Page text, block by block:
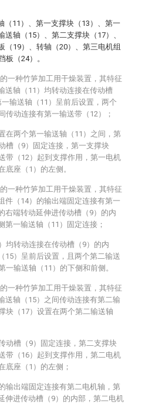
（11）、第一支撑块（13）、第一
轴（15）、第二支撑块（17）、
（19）、转轴（20）、第三电机组
板（24）。
一种竹笋加工用干燥装置，其特征
送轴（11）均转动连接在传动槽
一输送轴（11）呈前后设置，两个
传动连接有第一输送带（12）；
在两个第一输送轴（11）之间，第
槽（9）固定连接，第一支撑块
带（12）起到支撑作用，第一电机
底座（1）的左侧。
一种竹笋加工用干燥装置，其特征
件（14）的输出端固定连接有第一
右端转动延伸进传动槽（9）的内
第一输送轴（11）固定连接；
均转动连接在传动槽（9）的内
15）呈前后设置，且两个第二输送
一输送轴（11）的下侧和前侧。
一种竹笋加工用干燥装置，其特征
送轴（15）之间传动连接有第二输
块（17）设置在两个第二输送轴
动槽（9）固定连接，第二支撑块
带（16）起到支撑作用，第二电机
底座（1）的左侧；
输出端固定连接有第二电机轴，第
伸进传动槽（9）的内部，第二电机